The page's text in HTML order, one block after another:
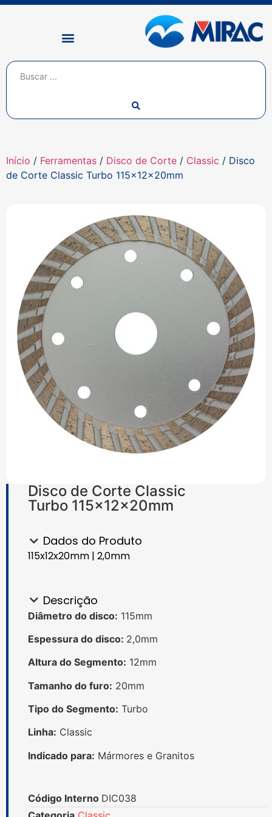
Início / Ferramentas / Disco de Corte / Classic / Disco
de Corte Classic Turbo 115x12x20mm
Disco de Corte Classic
Turbo 115x12x20mm
Dados do Produto
115x12x20mm | 2,0mm
Descrição
Diâmetro do disco: 115mm
Espessura do disco: 2,0mm
Altura do Segmento: 12mm
Tamanho do furo: 20mm
Tipo do Segmento: Turbo
Linha: Classic
Indicado para: Mármores e Granitos
Código Interno DIC038